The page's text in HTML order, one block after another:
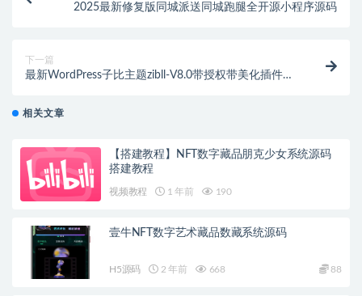
2025最新修复版同城派送同城跑腿全开源小程序源码
下一篇
最新WordPress子比主题zibll-V8.0带授权带美化插件源
相关文章
【搭建教程】NFT数字藏品朋克少女系统源码
搭建教程
视频教程 1 年前 190
壹牛NFT数字艺术藏品数藏系统源码
H5源码 2 年前 668 88